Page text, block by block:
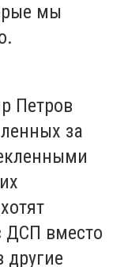
мы
Петров
за
ДСП вместо
другие